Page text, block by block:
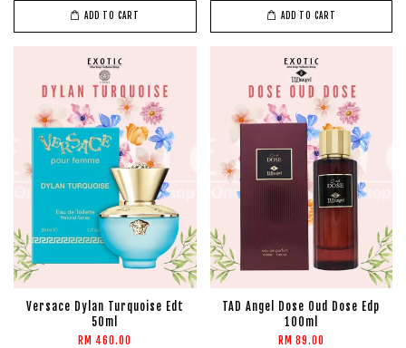
ADD TO CART ADD TO CART
Versace Dylan Turquoise Edt
50ml
RM 460.00
TAD Angel Dose Oud Dose Edp
100ml
RM 89.00